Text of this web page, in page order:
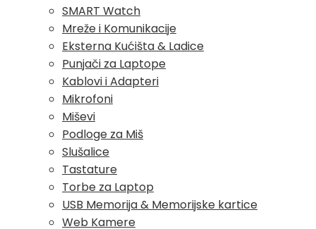
SMART Watch
Mreže i Komunikacije
Eksterna Kućišta & Ladice
Punjači za Laptope
Kablovi i Adapteri
Mikrofoni
Miševi
Podloge za Miš
Slušalice
Tastature
Torbe za Laptop
USB Memorija & Memorijske kartice
Web Kamere